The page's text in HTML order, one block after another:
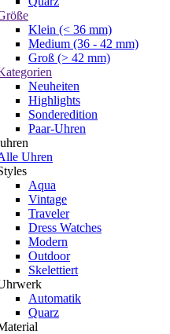
Klein (< 36 mm)
Medium (36 - 42 mm)
Groß (> 42 mm)
Neuheiten
Highlights
Sonderedition
Paar-Uhren
Uhren
Aqua
Vintage
Traveler
Dress Watches
Modern
Outdoor
Skelettiert
Automatik
Quarz